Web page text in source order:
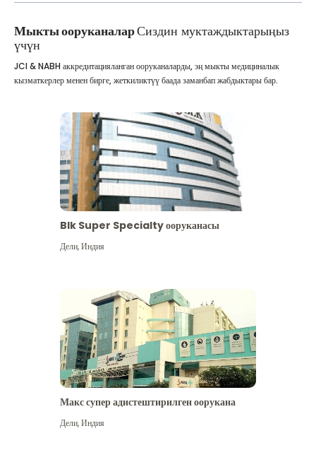
Мыкты ооруканаларСиздин муктаждыктарыңыз
үчүн
JCI & NABH аккредитацияланган ооруканаларды, эң мыкты медициналык
кызматкерлер менен бирге, жеткиликтүү баада заманбап жабдыктары бар.
Blk Super Specialty ооруканасы
Дели,Индия
Макс супер адистештирилген оорукана
Дели,Индия